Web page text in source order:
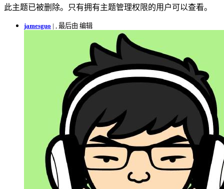
此主题已被删除。只有拥有主题管理权限的用户可以查看。
jamesguo | , 最后由 编辑